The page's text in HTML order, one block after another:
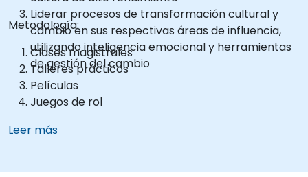
Liderar procesos de transformación cultural y
cambio en sus respectivas áreas de influencia,
utilizando inteligencia emocional y herramientas
de gestión del cambio
Metodología:
Clases magistrales
Talleres prácticos
Películas
Juegos de rol
Leer más